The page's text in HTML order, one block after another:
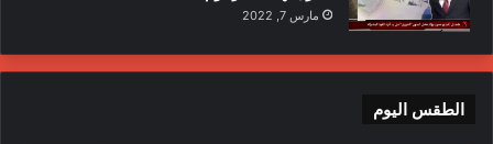
مارس 7, 2022
الطقس اليوم